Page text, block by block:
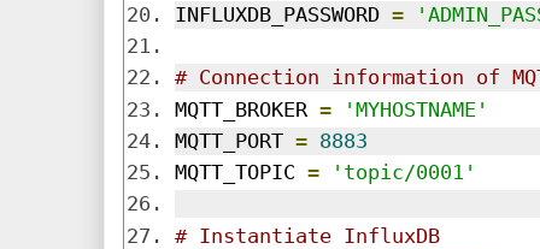
INFLUXDB_PASSWORD =
# Connection information of
MQTT_BROKER =
'MYHOSTNAME'
MQTT_PORT = 8883
MQTT_TOPIC = 'topic/0001'
# Instantiate InfluxDB